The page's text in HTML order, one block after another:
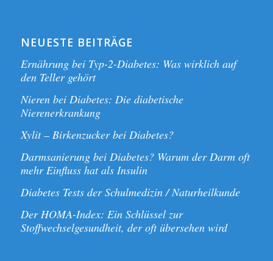
NEUESTE BEITRÄGE
Ernährung bei Typ-2-Diabetes: Was wirklich auf
den Teller gehört
Nieren bei Diabetes: Die diabetische
Nierenerkrankung
Xylit – Birkenzucker bei Diabetes?
Darmsanierung bei Diabetes? Warum der Darm oft
mehr Einfluss hat als Insulin
Diabetes Tests der Schulmedizin / Naturheilkunde
Der HOMA-Index: Ein Schlüssel zur
Stoffwechselgesundheit, der oft übersehen wird